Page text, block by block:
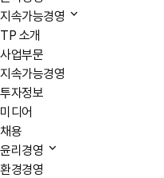
지속가능경영
TP 소개
사업부문
지속가능경영
투자정보
미디어
채용
윤리경영
환경경영